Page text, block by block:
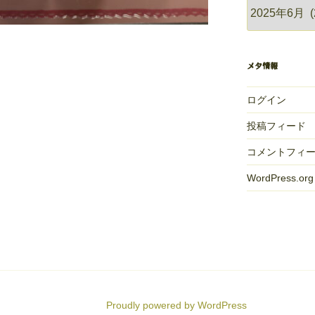
去
立
メタ情報
ログイン
投稿フィード
コメントフィ
WordPress.org
Proudly powered by WordPress